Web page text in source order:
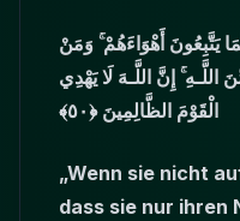
يَتَّبِعُونَ أَهْوَاءَهُمْ ۚ وَمَنْ
إِنَّ اللَّـهَ لَا يَهْدِي
الْقَوْمَ الظَّالِمِينَ ﴿٥٠﴾
„Wenn sie nicht
dass sie nur ihren